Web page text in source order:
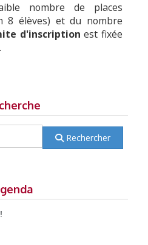
nombre de places
8 élèves) et du nombre
d'inscription est fixée
.
Rechercher